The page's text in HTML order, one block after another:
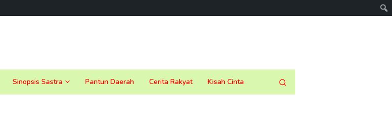
Sinopsis Sastra Pantun Daerah Cerita Rakyat Kisah Cinta